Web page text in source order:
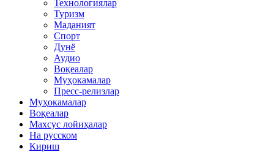
Технологиялар
Туризм
Маданият
Спорт
Дунё
Аудио
Воқеалар
Муҳокамалар
Пресс-релизлар
Муҳокамалар
Воқеалар
Махсус лойиҳалар
На русском
Кириш